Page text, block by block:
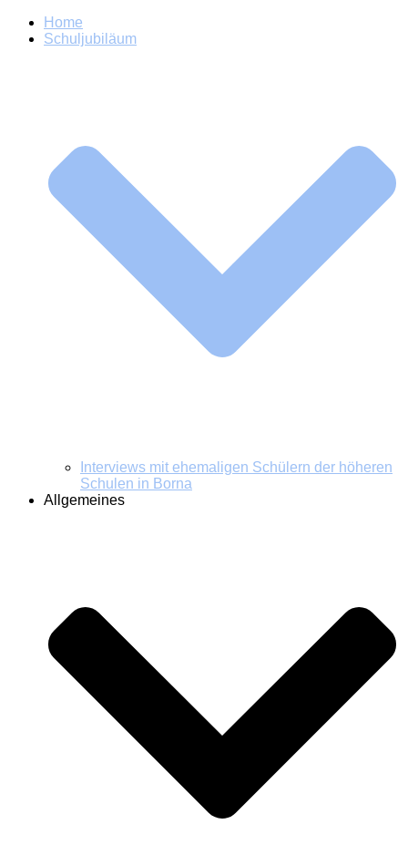
Home
Schuljubiläum
Interviews mit ehemaligen Schülern der höheren
Schulen in Borna
Allgemeines